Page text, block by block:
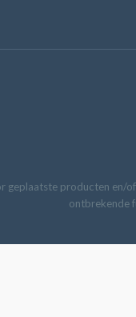
geplaatste producten en/
ontbrekende